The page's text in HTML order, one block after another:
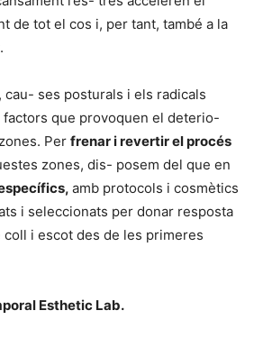
de tot el cos i, per tant, també a la
ses posturals i els radicals
que provoquen el deterio-
Per frenar i revertir el procés
zones, dis- posem del que en
amb protocols i cosmètics
i seleccionats per donar resposta
i escot des de les primeres
Esthetic Lab.